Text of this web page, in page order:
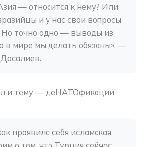
— относится к нему? Или
и у нас свои вопросы
Но точно одно — выводы из
в мире мы делать обязаны», —
и тему — деНАТОфикации
проявила себя исламская